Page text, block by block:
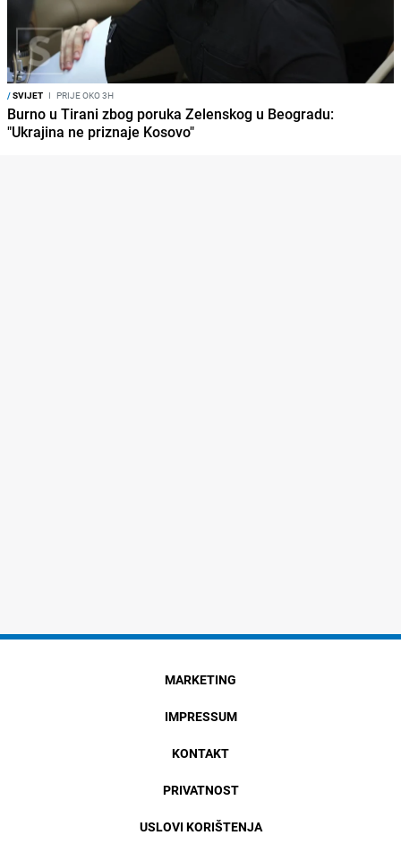
/SVIJET I PRIJE OKO 3H
Burno u Tirani zbog poruka Zelenskog u Beogradu:
"Ukrajina ne priznaje Kosovo"
MARKETING
IMPRESSUM
KONTAKT
PRIVATNOST
USLOVI KORIŠTENJA